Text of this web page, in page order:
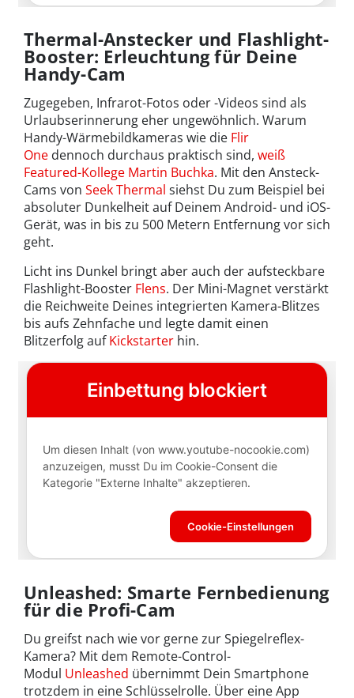
Thermal-Anstecker und Flashlight-
Booster: Erleuchtung für Deine
Handy-Cam
Zugegeben, Infrarot-Fotos oder -Videos sind als
Urlaubserinnerung eher ungewöhnlich. Warum
Handy-Wärmebildkameras wie die Flir
One dennoch durchaus praktisch sind, weiß
Featured-Kollege Martin Buchka. Mit den Ansteck-
Cams von Seek Thermal siehst Du zum Beispiel bei
absoluter Dunkelheit auf Deinem Android- und iOS-
Gerät, was in bis zu 500 Metern Entfernung vor sich
geht.
Licht ins Dunkel bringt aber auch der aufsteckbare
Flashlight-Booster Flens. Der Mini-Magnet verstärkt
die Reichweite Deines integrierten Kamera-Blitzes
bis aufs Zehnfache und legte damit einen
Blitzerfolg aufKickstarter hin.
Unleashed: Smarte Fernbedienung
für die Profi-Cam
Du greifst nach wie vor gerne zur Spiegelreflex-
Kamera? Mit dem Remote-Control-
Modul Unleashed übernimmt Dein Smartphone
trotzdem in eine Schlüsselrolle. Über eine App